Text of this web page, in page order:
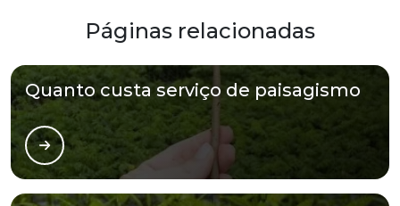
Páginas relacionadas
Quanto custa serviço de paisagismo